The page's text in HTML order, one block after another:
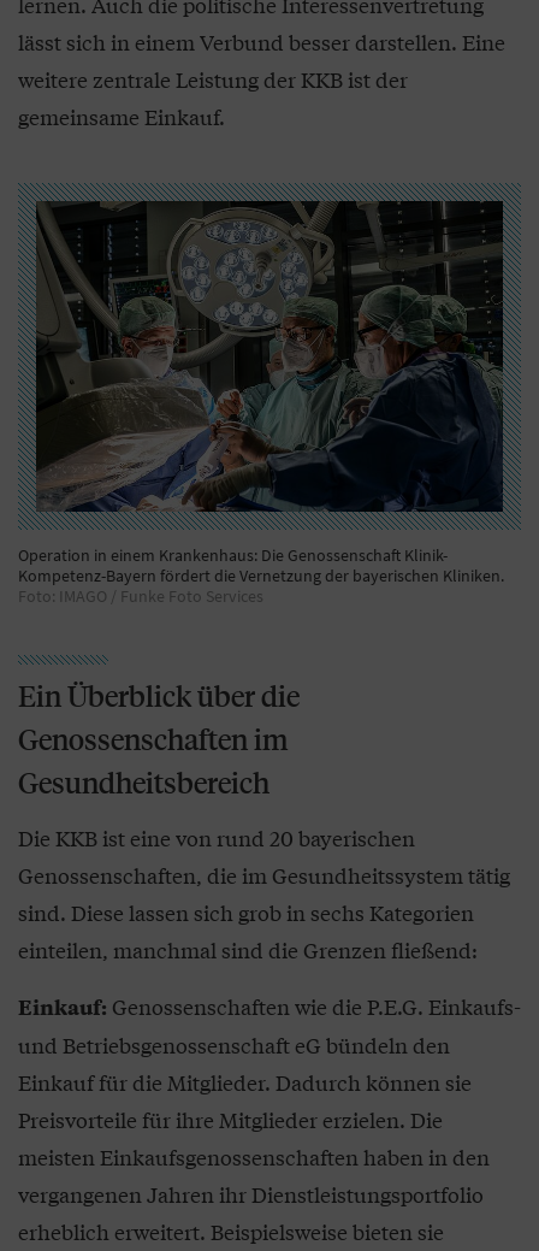
lässt sich in einem Verbund besser darstellen. Eine
weitere zentrale Leistung der KKB ist der
gemeinsame Einkauf.
Operation in einem Krankenhaus: Die Genossenschaft Klinik-
Kompetenz-Bayern fördert die Vernetzung der bayerischen Kliniken.
Foto: IMAGO / Funke Foto Services
Ein Überblick über die
Genossenschaften im
Gesundheitsbereich
Die KKB ist eine von rund 20 bayerischen
Genossenschaften, die im Gesundheitssystem tätig
sind. Diese lassen sich grob in sechs Kategorien
einteilen, manchmal sind die Grenzen fließend:
Einkauf: Genossenschaften wie die P.E.G. Einkaufs-
und Betriebsgenossenschaft eG bündeln den
Einkauf für die Mitglieder. Dadurch können sie
Preisvorteile für ihre Mitglieder erzielen. Die
meisten Einkaufsgenossenschaften haben in den
vergangenen Jahren ihr Dienstleistungsportfolio
erheblich erweitert. Beispielsweise bieten sie